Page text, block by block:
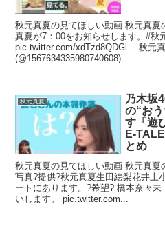
秋元真夏の見てほしい動画 秋元真
真夏が7：00をお知らせします。#秋
pic.twitter.com/xdTzd8QDGl— 秋元
(@1567634335980740608) ...
秋元真夏
乃木坂
の“お
す「遊
E-
とめ
秋元真夏の見てほしい動画 秋元真
写真?提供?秋元真夏生田絵梨花井上
ートにあります。?希望? 橋本奈々
いします。 pic.twitter.com...